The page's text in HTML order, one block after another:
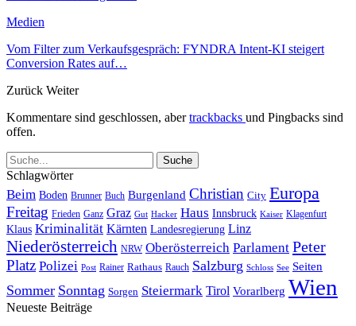
Medien
Vom Filter zum Verkaufsgespräch: FYNDRA Intent-KI steigert
Conversion Rates auf…
Zurück Weiter
Kommentare sind geschlossen, abertrackbacks und Pingbacks sind
offen.
Schlagwörter
Beim Boden Brunner Buch Burgenland Christian City Europa
Freitag Frieden Ganz Graz Gut Hacker Haus Innsbruck Kaiser Klagenfurt
Klaus Kriminalität Kärnten Landesregierung Linz
Niederösterreich NRW Oberösterreich Parlament Peter
Platz Polizei Post Rainer Rathaus Rauch Salzburg Schloss See Seiten
Sommer Sonntag Sorgen Steiermark Tirol Vorarlberg Wien
Neueste Beiträge